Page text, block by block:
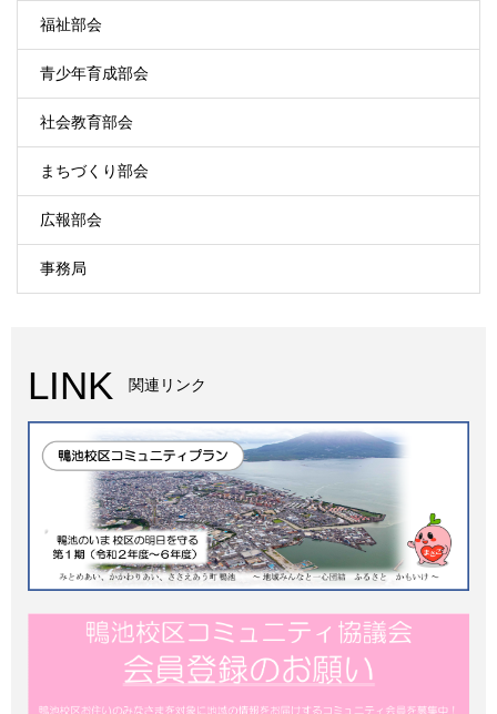
福祉部会
青少年育成部会
社会教育部会
まちづくり部会
広報部会
事務局
LINK 関連リンク